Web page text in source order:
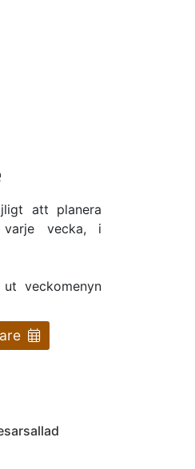
att planera
vecka, i
veckomenyn